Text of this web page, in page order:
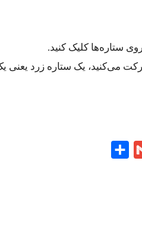
ستاره‌ها کلیک کنید.
می‌کنید، یک ستاره زرد یعنی یک
Gmail